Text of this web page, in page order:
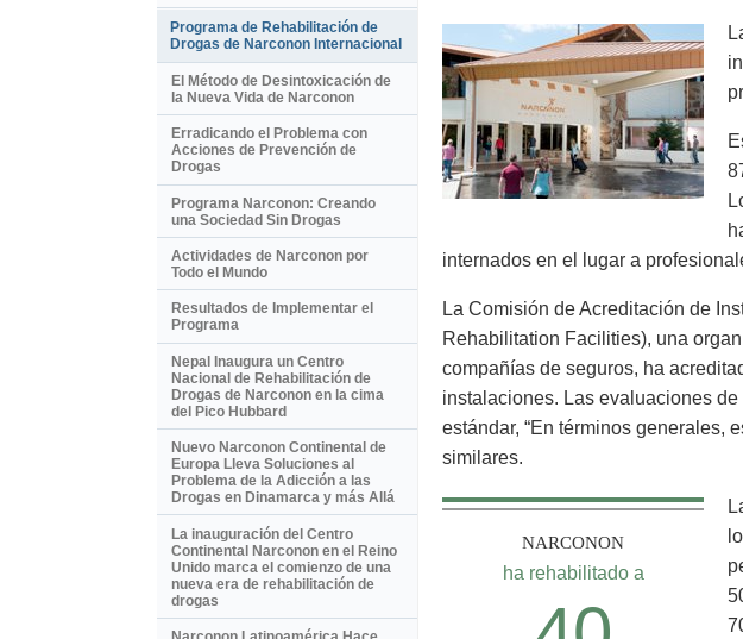
internados en el lugar a
La Comisión de Acreditación de
Rehabilitation Facilities), una
compañías de seguros, ha
instalaciones. Las evaluaciones
estándar, “En términos generales,
similares.
NARCONON
ha rehabilitado a
Programa de Rehabilitación de
Drogas de Narconon Internacional
El Método de Desintoxicación de
la Nueva Vida de Narconon
Erradicando el Problema con
Acciones de Prevención de
Drogas
Programa Narconon: Creando
una Sociedad Sin Drogas
Actividades de Narconon por
Todo el Mundo
Resultados de Implementar el
Programa
Nepal Inaugura un Centro
Nacional de Rehabilitación de
Drogas de Narconon en la cima
del Pico Hubbard
Nuevo Narconon Continental de
Europa Lleva Soluciones al
Problema de la Adicción a las
Drogas en Dinamarca y más Allá
La inauguración del Centro
Continental Narconon en el Reino
Unido marca el comienzo de una
nueva era de rehabilitación de
drogas